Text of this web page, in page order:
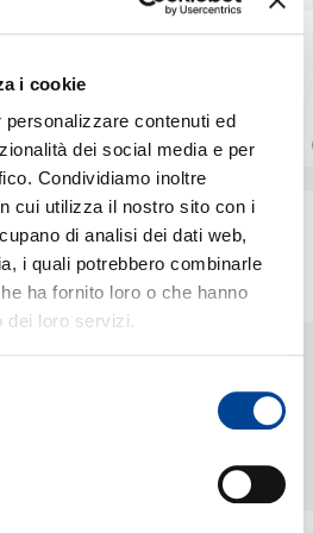
i cookie
contenuti ed
dei social media e per
Condividiamo inoltre
cui utilizza il nostro sito con i
di analisi dei dati web,
i quali potrebbero combinarle
ha fornito loro o che hanno
dei loro servizi.
FRANCESCO
PEYOTE
Entropia
Digitale
CAVESTRI: ESCE OGGI
IL NUOVO ALBUM
Cavestri (classe 2003)